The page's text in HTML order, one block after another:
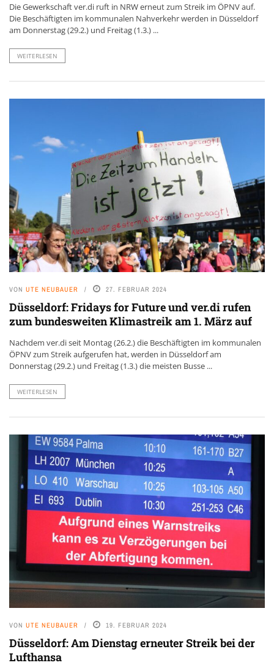
Die Gewerkschaft ver.di ruft in NRW erneut zum Streik im ÖPNV auf.
Die Beschäftigten im kommunalen Nahverkehr werden in Düsseldorf
am Donnerstag (29.2.) und Freitag (1.3.) ...
WEITERLESEN
VON UTE NEUBAUER 27. FEBRUAR 2024
Düsseldorf: Fridays for Future und ver.di rufen
zum bundesweiten Klimastreik am 1. März auf
Nachdem ver.di seit Montag (26.2.) die Beschäftigten im kommunalen
ÖPNV zum Streik aufgerufen hat, werden in Düsseldorf am
Donnerstag (29.2.) und Freitag (1.3.) die meisten Busse ...
WEITERLESEN
VON UTE NEUBAUER 19. FEBRUAR 2024
Düsseldorf: Am Dienstag erneuter Streik bei der
Lufthansa